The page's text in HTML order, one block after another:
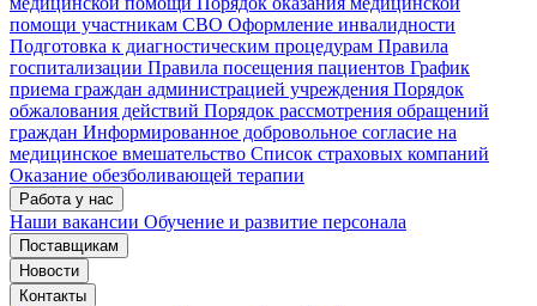
помощи участникам СВО Оформление инвалидности
Подготовка к диагностическим процедурам Правила
госпитализации Правила посещения пациентов График
приема граждан администрацией учреждения Порядок
обжалования действий Порядок рассмотрения обращений
граждан Информированное добровольное согласие на
медицинское вмешательство Список страховых компаний
Оказание обезболивающей терапии
Работа у нас
Наши вакансии Обучение и развитие персонала
Поставщикам
Новости
Контакты